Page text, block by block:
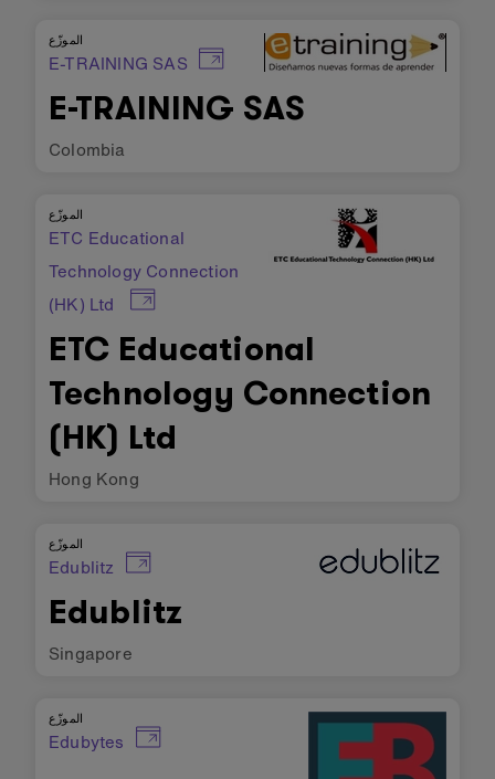
الموزّع
E-TRAINING SAS
E-TRAINING SAS
Colombia
الموزّع
ETC Educational
Technology Connection
(HK) Ltd
ETC Educational
Technology Connection
(HK) Ltd
Hong Kong
الموزّع
Edublitz
Edublitz
Singapore
الموزّع
Edubytes